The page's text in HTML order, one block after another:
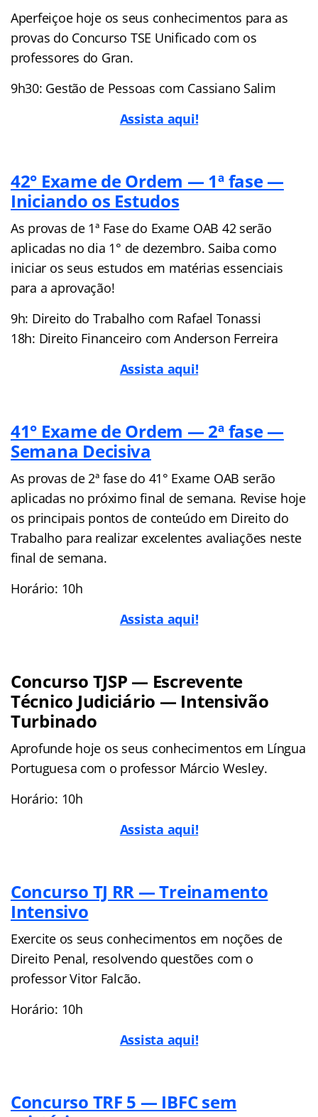
Aperfeiçoe hoje os seus conhecimentos para as
provas do Concurso TSE Unificado com os
professores do Gran.
9h30: Gestão de Pessoas com Cassiano Salim
Assista aqui!
42° Exame de Ordem — 1ª fase —
Iniciando os Estudos
As provas de 1ª Fase do Exame OAB 42 serão
aplicadas no dia 1° de dezembro. Saiba como
iniciar os seus estudos em matérias essenciais
para a aprovação!
9h: Direito do Trabalho com Rafael Tonassi
18h: Direito Financeiro com Anderson Ferreira
Assista aqui!
41° Exame de Ordem — 2ª fase —
Semana Decisiva
As provas de 2ª fase do 41° Exame OAB serão
aplicadas no próximo final de semana. Revise hoje
os principais pontos de conteúdo em Direito do
Trabalho para realizar excelentes avaliações neste
final de semana.
Horário: 10h
Assista aqui!
Concurso TJSP — Escrevente
Técnico Judiciário — Intensivão
Turbinado
Aprofunde hoje os seus conhecimentos em Língua
Portuguesa com o professor Márcio Wesley.
Horário: 10h
Assista aqui!
Concurso TJ RR — Treinamento
Intensivo
Exercite os seus conhecimentos em noções de
Direito Penal, resolvendo questões com o
professor Vitor Falcão.
Horário: 10h
Assista aqui!
Concurso TRF 5 — IBFC sem